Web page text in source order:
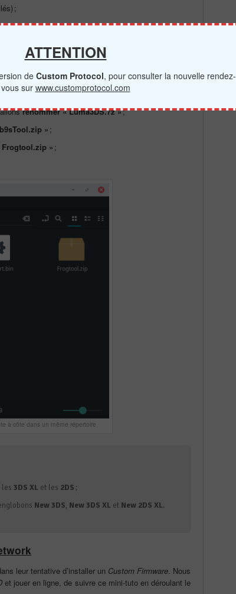
;
(qBitTorrentouDelugesont conseillés, par ailleurs le
listés ci-dessous. Nous vous recommandons
vous éviter de les perdre ou de vous emmêler les
renommer « Luma3DS.7z »;
» ;
» ;
à côte dans un même répertoire
les 3DS XL et les 2DS ;
New 3DS, New 3DS XL et New 2DS XL.
leur tentative d’installer un Custom Firmware. Nous
et jouer en ligne, de suivre ce mini-tuto en déroulant le
ATTENTION
deCustom Protocol, pour consulter la nouvelle rendez-
vous sur www.customprotocol.com